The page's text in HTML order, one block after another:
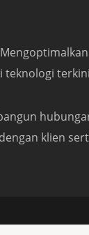
teknologi
klien